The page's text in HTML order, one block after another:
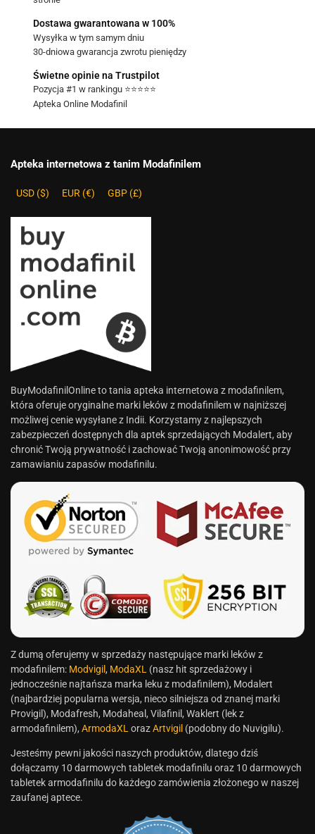
Dostawa gwarantowana w 100%
Wysyłka w tym samym dniu
30-dniowa gwarancja zwrotu pieniędzy
Świetne opinie na Trustpilot
Pozycja #1 w rankingu ⭐⭐⭐⭐⭐
Apteka Online Modafinil
Apteka internetowa z tanim Modafinilem
USD ($) EUR (€) GBP (£)
BuyModafinilOnline to tania apteka internetowa z modafinilem,
która oferuje oryginalne marki leków z modafinilem w najniższej
możliwej cenie wysyłane z Indii. Korzystamy z najlepszych
zabezpieczeń dostępnych dla aptek sprzedających Modalert, aby
chronić Twoją prywatność i zachować Twoją anonimowość przy
zamawianiu zapasów modafinilu.
Z dumą oferujemy w sprzedaży następujące marki leków z
modafinilem: Modvigil , ModaXL (nasz hit sprzedażowy i
jednocześnie najtańsza marka leku z modafinilem), Modalert
(najbardziej popularna wersja, nieco silniejsza od znanej marki
Provigil), Modafresh, Modaheal, Vilafinil, Waklert (lek z
armodafinilem), ArmodaXL orazArtvigil (podobny do Nuvigilu).
Jesteśmy pewni jakości naszych produktów, dlatego dziś
dołączamy 10 darmowych tabletek modafinilu oraz 10 darmowych
tabletek armodafinilu do każdego zamówienia złożonego w naszej
zaufanej aptece.